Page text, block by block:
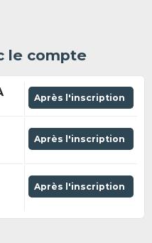
le compte
Après l'inscription
Après l'inscription
Après l'inscription